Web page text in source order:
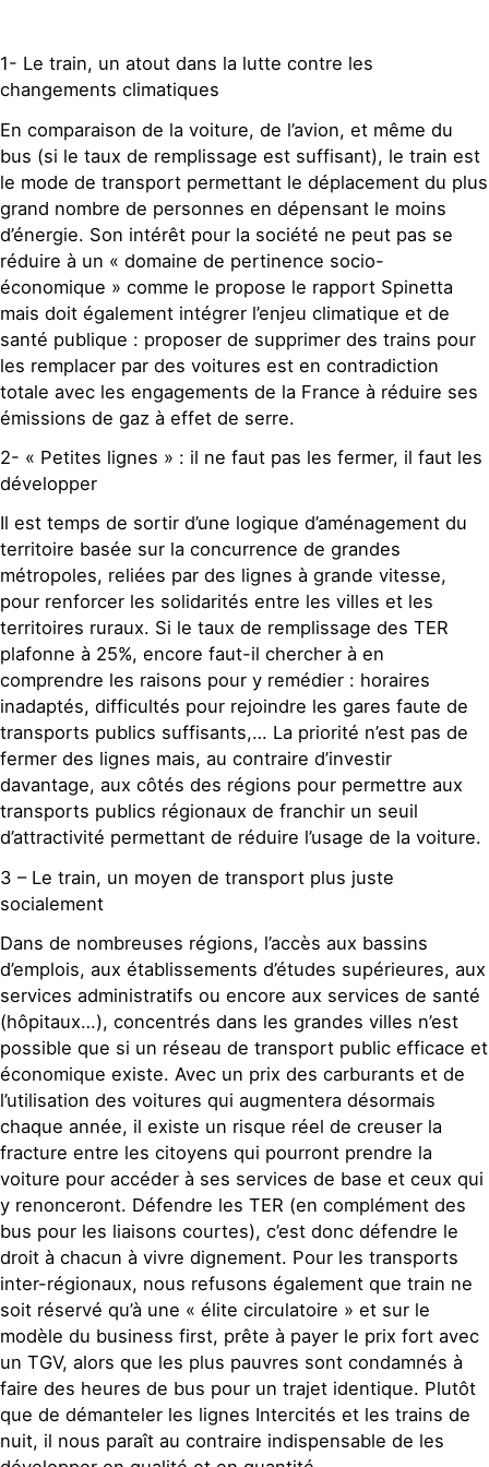
1- Le train, un atout dans la lutte contre les
changements climatiques
En comparaison de la voiture, de l’avion, et même du
bus (si le taux de remplissage est suffisant), le train est
le mode de transport permettant le déplacement du plus
grand nombre de personnes en dépensant le moins
d’énergie. Son intérêt pour la société ne peut pas se
réduire à un « domaine de pertinence socio-
économique » comme le propose le rapport Spinetta
mais doit également intégrer l’enjeu climatique et de
santé publique : proposer de supprimer des trains pour
les remplacer par des voitures est en contradiction
totale avec les engagements de la France à réduire ses
émissions de gaz à effet de serre.
2- « Petites lignes » : il ne faut pas les fermer, il faut les
développer
Il est temps de sortir d’une logique d’aménagement du
territoire basée sur la concurrence de grandes
métropoles, reliées par des lignes à grande vitesse,
pour renforcer les solidarités entre les villes et les
territoires ruraux. Si le taux de remplissage des TER
plafonne à 25%, encore faut-il chercher à en
comprendre les raisons pour y remédier : horaires
inadaptés, difficultés pour rejoindre les gares faute de
transports publics suffisants,… La priorité n’est pas de
fermer des lignes mais, au contraire d’investir
davantage, aux côtés des régions pour permettre aux
transports publics régionaux de franchir un seuil
d’attractivité permettant de réduire l’usage de la voiture.
3 – Le train, un moyen de transport plus juste
socialement
Dans de nombreuses régions, l’accès aux bassins
d’emplois, aux établissements d’études supérieures, aux
services administratifs ou encore aux services de santé
(hôpitaux…), concentrés dans les grandes villes n’est
possible que si un réseau de transport public efficace et
économique existe. Avec un prix des carburants et de
l’utilisation des voitures qui augmentera désormais
chaque année, il existe un risque réel de creuser la
fracture entre les citoyens qui pourront prendre la
voiture pour accéder à ses services de base et ceux qui
y renonceront. Défendre les TER (en complément des
bus pour les liaisons courtes), c’est donc défendre le
droit à chacun à vivre dignement. Pour les transports
inter-régionaux, nous refusons également que train ne
soit réservé qu’à une « élite circulatoire » et sur le
modèle du business first, prête à payer le prix fort avec
un TGV, alors que les plus pauvres sont condamnés à
faire des heures de bus pour un trajet identique. Plutôt
que de démanteler les lignes Intercités et les trains de
nuit, il nous paraît au contraire indispensable de les